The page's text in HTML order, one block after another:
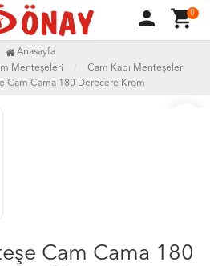
person shopping_cart0
Anasayfa
Menteşeleri
Cam Kapı Menteşeleri
Cam Cama 180 Derecere Krom
Cam Cama 180